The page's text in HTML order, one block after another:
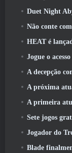
Duet Night Abyss
Não conte
HEAT é
Jogue o acesso
A decepção com
A próxima
A primeira
Sete jogos gratuitos
Jogador do Tree Of
Blade